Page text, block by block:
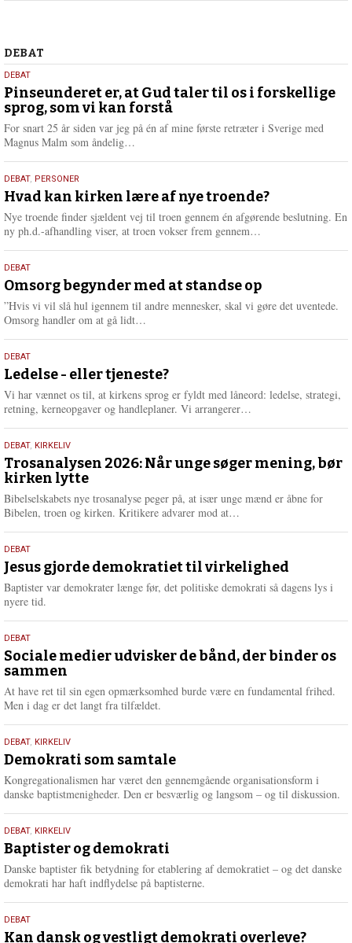
Debat
DEBAT
5.
august
2026
DEBAT
Pinseunderet er, at Gud taler til os i forskellige
sprog, som vi kan forstå
For snart 25 år siden var jeg på én af mine første retræter i Sverige med
Magnus Malm som åndelig…
e
r
e
25.
juli
2026
DEBAT, PERSONER
Hvad kan kirken lære af nye troende?
Nye troende finder sjældent vej til troen gennem én afgørende beslutning. En
ny ph.d.-afhandling viser, at troen vokser frem gennem…
e
r
e
9.
juli
2026
DEBAT
Omsorg begynder med at standse op
”Hvis vi vil slå hul igennem til andre mennesker, skal vi gøre det uventede.
Omsorg handler om at gå lidt…
e
r
e
10.
juni
2026
DEBAT
Ledelse - eller tjeneste?
Vi har vænnet os til, at kirkens sprog er fyldt med låneord: ledelse, strategi,
retning, kerneopgaver og handleplaner. Vi arrangerer…
e
2.
juni
2026
DEBAT, KIRKELIV
Trosanalysen 2026: Når unge søger mening, bør
kirken lytte
Bibelselskabets nye trosanalyse peger på, at især unge mænd er åbne for
Bibelen, troen og kirken. Kritikere advarer mod at…
e
r
18.
maj
2026
DEBAT
Jesus gjorde demokratiet til virkelighed
Baptister var demokrater længe før, det politiske demokrati så dagens lys i
nyere tid.
18.
maj
2026
DEBAT
Sociale medier udvisker de bånd, der binder os
sammen
At have ret til sin egen opmærksomhed burde være en fundamental frihed.
Men i dag er det langt fra tilfældet.
18.
maj
2026
DEBAT, KIRKELIV
Demokrati som samtale
Kongregationalismen har været den gennemgående organisationsform i
danske baptistmenigheder. Den er besværlig og langsom – og til diskussion.
18.
maj
2026
DEBAT, KIRKELIV
Baptister og demokrati
Danske baptister fik betydning for etablering af demokratiet – og det danske
demokrati har haft indflydelse på baptisterne.
18.
maj
DEBAT
Kan dansk og vestligt demokrati overleve?